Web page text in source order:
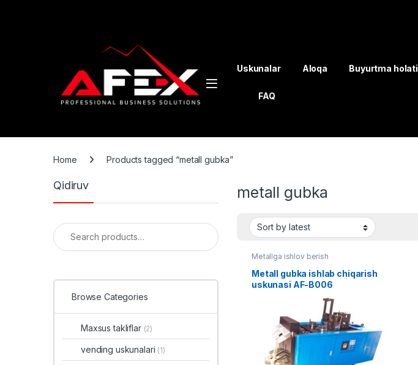
Uskunalar Aloqa Buyurtma holati
FAQ
Home Products tagged “metall gubka”
metall gubka
Metallga ishlov berish
Metall gubka ishlab chiqarish
uskunasi AF-B006
Qidiruv
Search for:
Browse Categories
Maxsus takliflar (2)
vending uskunalari (1)